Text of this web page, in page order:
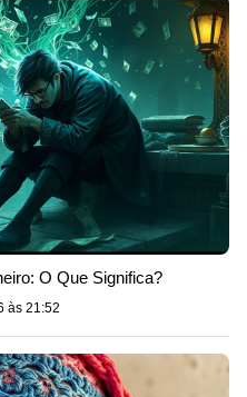
O Que Significa?
às 21:52